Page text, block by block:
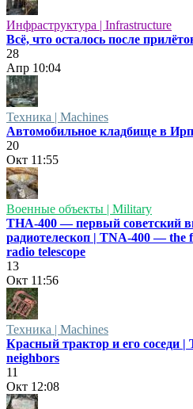
Инфраструктура | Infrastructure
Всё, что осталось после
28
Апр 10:04
Техника | Machines
Автомобильное кладбище в
20
Окт 11:55
Военные объекты | Military
ТНА-400 — первый советский
радиотелескоп | TNA-400 — the
radio telescope
13
Окт 11:56
Техника | Machines
Красный трактор и его соседи
neighbors
11
Окт 12:08